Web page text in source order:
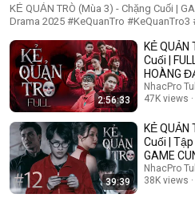
HOÀNG ĐẠO | Web Drama
KẺ QUẢN TRÒ (Mùa 3) - Chặng Cuối |
Drama 2025 #KeQuanTro #KeQuanTro3
Khánh Duy ► Một trò chơi kỳ lạ, với mức thưởng tiền tỷ. Một trò chơi
mang hơi hướng của show truyền hình
hơn quà từng vòng. Ai sẽ là người
KẺ QUẢN TRÒ là gì?. Và gương mặt
lộ trong seri web drama KẺ QUẢN TRÒ
Simon Huỳnh Nhựt _ Diễn viên Huỳnh
Cô giáo Bảo Ngân Trúc _ TikToker Trúc
Simon Phan _ Em trai Cá Hồi
2:56:33
KẺ QUẢN
Cuối |
HOÀNG
NhacPro
47K views
39:39
KẺ QUẢN
Cuối | Tập
GAME
Drama
NhacPro
38K views